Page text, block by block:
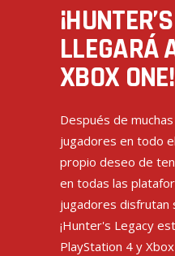
LLEGARÁ
XBOX ONE!
Después de
jugadores en todo
propio deseo de
en todas las
jugadores disfrutan
¡Hunter's Legacy
PlayStation 4 y Xbox